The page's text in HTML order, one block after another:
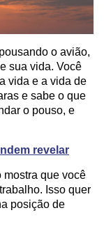
o avião,
sua vida. Você
vida e a vida de
e sabe o que
o pouso, e
revelar
mostra que você
Isso quer
posição de